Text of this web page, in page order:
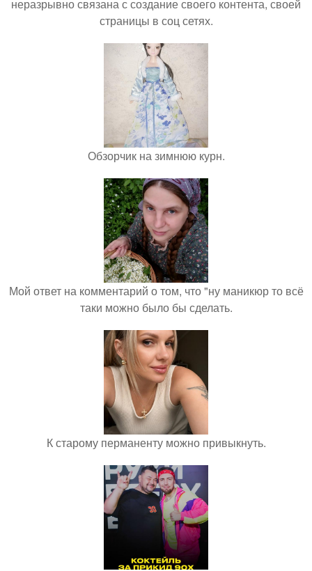
неразрывно связана с создание своего контента, своей
страницы в соц сетях.
Обзорчик на зимнюю курн.
Мой ответ на комментарий о том, что "ну маникюр то всё
таки можно было бы сделать.
К старому перманенту можно привыкнуть.